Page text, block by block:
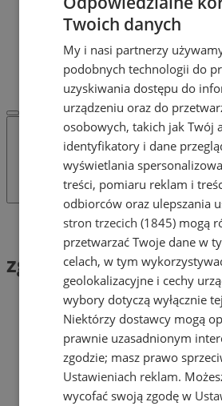
POLECAMY
Protocol IT
Pracuj.pl - praca w
REKLAMA
WSPÓŁPRACA
Tag: zgłoszenie szkody
zgłoszenie szkody (1)
Twoich danych
My i nasi partnerzy
podobnych technologii do
uzyskiwania dostępu do
urządzeniu oraz do
osobowych, takich jak Twój
identyfikatory i dane
wyświetlania
treści, pomiaru reklam i
odbiorców oraz ulepszania
stron trzecich (1845) mogą
przetwarzać Twoje dane w
celach, w tym
geolokalizacyjne i cechy
wybory dotyczą wyłącznie
Niektórzy dostawcy mogą
prawnie uzasadnionym
zgodzie; masz prawo
Ustawieniach reklam.
wycofać swoją zgodę w